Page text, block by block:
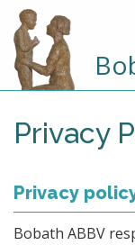
Privacy
Privacy
Bobath ABBV